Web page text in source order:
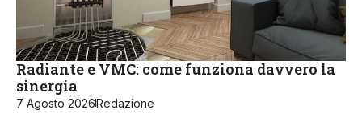
Radiante e VMC: come funziona davvero la
sinergia
7 Agosto 2026Redazione